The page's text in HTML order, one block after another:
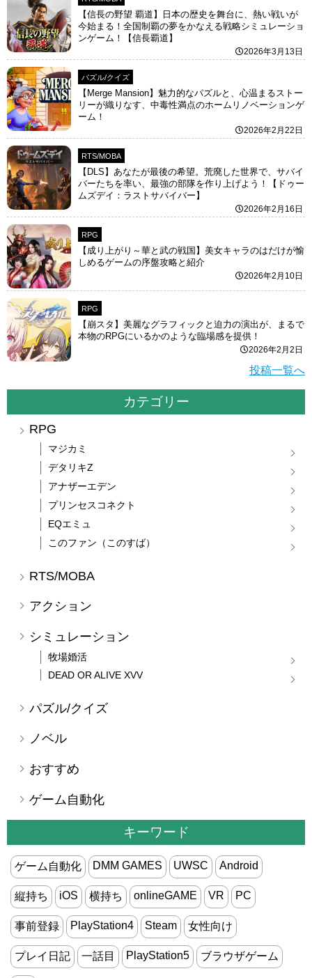
【信長の野望 覇道】日本の歴史を舞台に、熱い戦いが
今始まる！全国制覇の夢をかなえる戦略シミュレーショ
ンゲーム！【信長覇道】
2026年3月13日
パズル/クイズ
【Merge Mansion】魅力的なパズルと、心温まるストー
リーが織りなす、中毒性満点のホームリノベーションゲ
ーム！
2026年2月22日
RTS/MOBA
【DLS】あなたが最後の希望。荒廃した世界で、サバイ
バーたちを率い、最強の部隊を作り上げよう！【ドゥー
ムズデイ：ラストサバイバー】
2026年2月16日
RPG
【成り上がり～華と武の戦国】美女キャラのはだけが愉
しめるゲームの序盤攻略と紹介
2026年2月10日
RPG
【崩スタ】美麗なグラフィックと迫力の演出が、まるで
本物のRPGにいるかのような臨場感を提供！
2026年2月2日
投稿一覧へ
カテゴリー
RPG
マジカミ
デタリキZ
アナザーエデン
プリンセスコネクト
EQエミュ
このファン（このすば）
RTS/MOBA
アクション
シミュレーション
牧場婚活
DEAD OR ALIVE XVV
パズル/クイズ
ノベル
おすすめ
ゲーム自動化
キーワード
ゲーム自動化 DMM GAMES UWSC Android
縦持ち iOS 横持ち onlineGAME VR PC
事前登録 PlayStation4 Steam 女性向け
プレイ日記 一話目 PlayStation5 ブラウザゲーム